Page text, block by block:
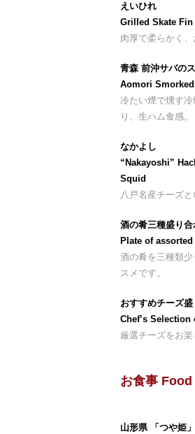
えいひれ
Grilled Skate Fin
肉厚で柔らかく、
青森 前沖サバの
Aomori Smorked
冷たい煙で燻す
り、生ハム食感。
なかよし
“Nakayoshi”
Squid
八戸名産チーズ
酒の肴三種盛り合
Plate of
酒の肴を三種類
スメです。
おすすめチーズ
Chef’s Selection
厳選チーズをお楽
お食事 Food
山形県 「つや姫